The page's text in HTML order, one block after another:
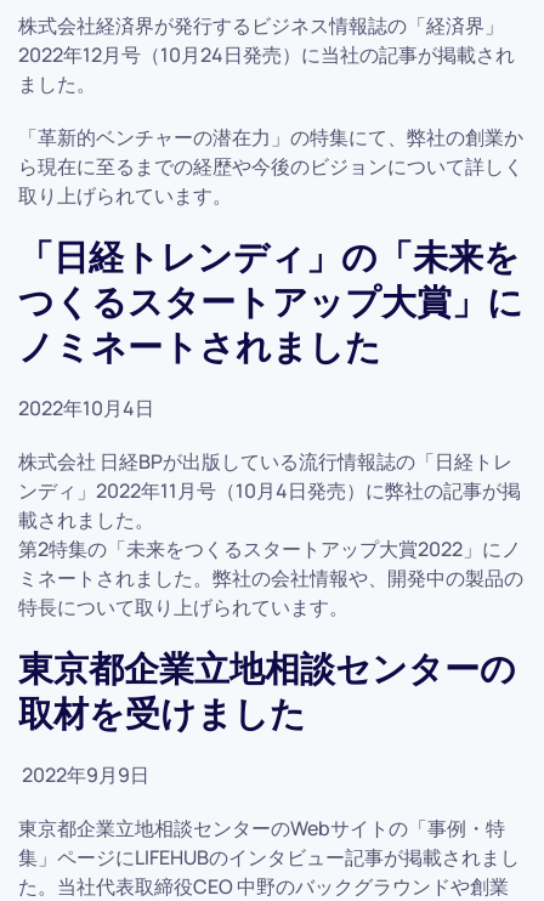
株式会社経済界が発行するビジネス情報誌の「経済界」
2022年12月号（10月24日発売）に当社の記事が掲載され
ました。
「革新的ベンチャーの潜在力」の特集にて、弊社の創業か
ら現在に至るまでの経歴や今後のビジョンについて詳しく
取り上げられています。
「日経トレンディ」の「未来を
つくるスタートアップ大賞」に
ノミネートされました
2022年10月4日
株式会社 日経BPが出版している流行情報誌の「日経トレ
ンディ」2022年11月号（10月4日発売）に弊社の記事が掲
載されました。
第2特集の「未来をつくるスタートアップ大賞2022」にノ
ミネートされました。弊社の会社情報や、開発中の製品の
特長について取り上げられています。
東京都企業立地相談センターの
取材を受けました
2022年9月9日
東京都企業立地相談センターのWebサイトの「事例・特
集」ページにLIFEHUBのインタビュー記事が掲載されまし
た。当社代表取締役CEO 中野のバックグラウンドや創業